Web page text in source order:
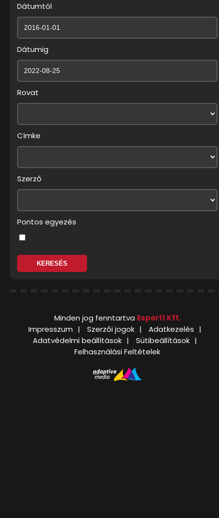
Dátumtól
Dátumig
Rovat
Címke
Szerző
Pontos egyezés
Minden jog fenntartva Esport1 Kft.
Impresszum
Szerzői jogok
Adatkezelés
Adatvédelmi beállítások
Sütibeállítások
Felhasználási Feltételek